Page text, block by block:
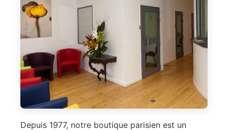
Depuis 1977, notre boutique parisien est un